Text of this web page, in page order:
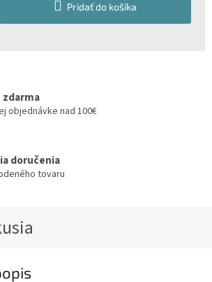
Pridať do košíka
zdarma
objednávke nad 100€
doručenia
tovaru